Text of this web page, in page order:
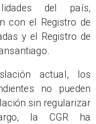
del país,
con el Registro de
y el Registro de
actual, los
no pueden
sin regularizar
la CGR ha